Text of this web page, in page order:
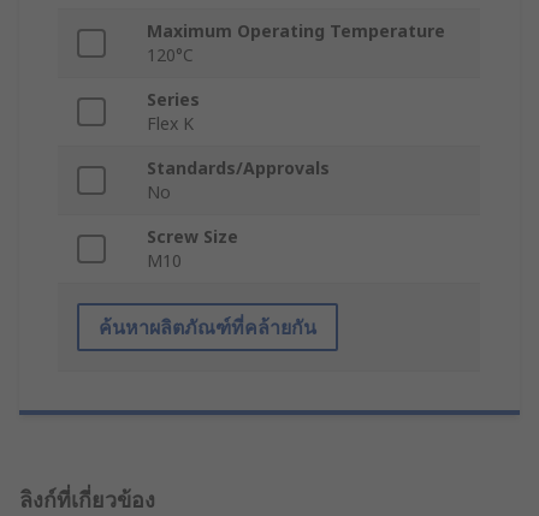
Maximum Operating Temperature
120°C
Series
Flex K
Standards/Approvals
No
Screw Size
M10
ค้นหาผลิตภัณฑ์ที่คล้ายกัน
ลิงก์ที่เกี่ยวข้อง